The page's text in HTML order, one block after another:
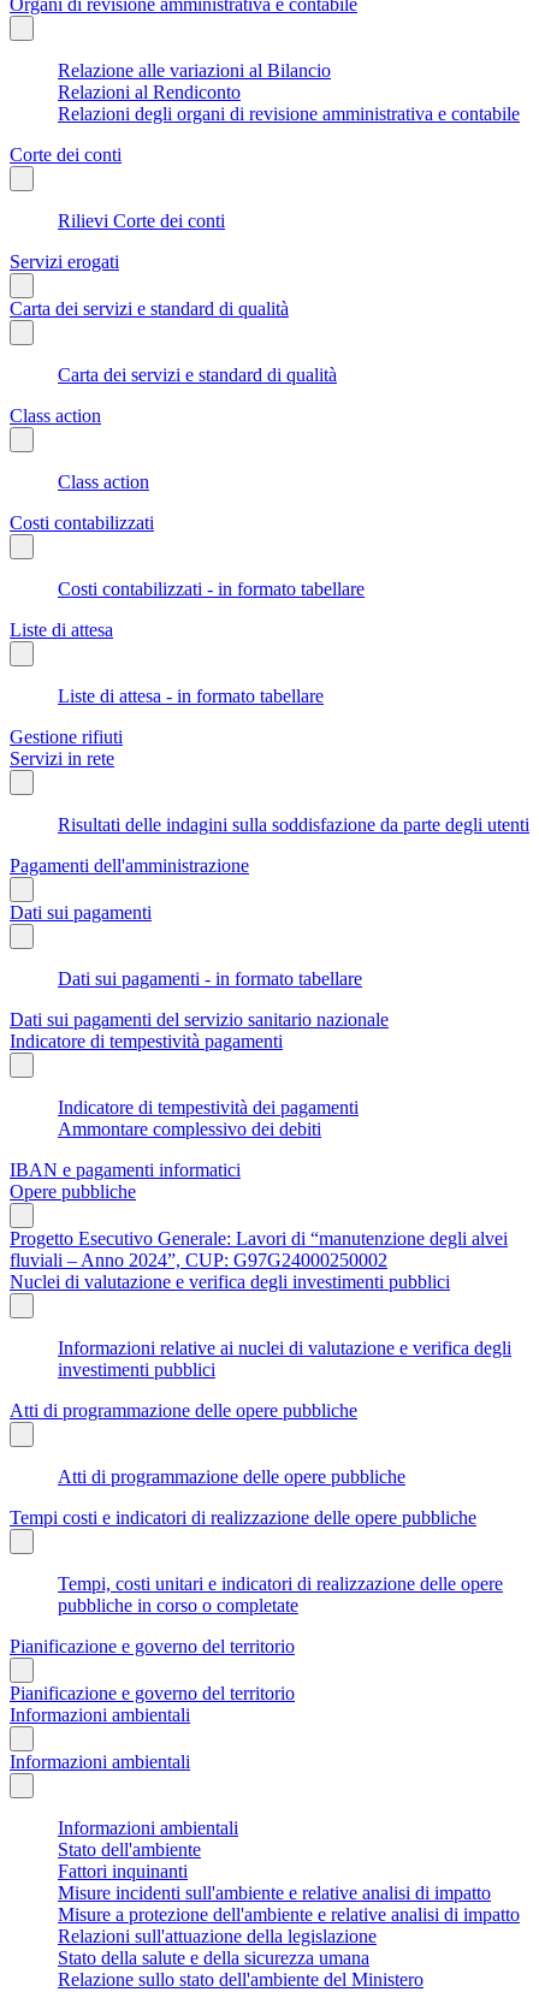
Relazione alle variazioni al Bilancio
Relazioni al Rendiconto
Relazioni degli organi di revisione amministrativa e contabile
Corte dei conti
Rilievi Corte dei conti
Servizi erogati
Carta dei servizi e standard di qualità
Carta dei servizi e standard di qualità
Class action
Class action
Costi contabilizzati
Costi contabilizzati - in formato tabellare
Liste di attesa
Liste di attesa - in formato tabellare
Gestione rifiuti
Servizi in rete
Risultati delle indagini sulla soddisfazione da parte degli utenti
Pagamenti dell'amministrazione
Dati sui pagamenti
Dati sui pagamenti - in formato tabellare
Dati sui pagamenti del servizio sanitario nazionale
Indicatore di tempestività pagamenti
Indicatore di tempestività dei pagamenti
Ammontare complessivo dei debiti
IBAN e pagamenti informatici
Opere pubbliche
Progetto Esecutivo Generale: Lavori di “manutenzione degli alvei
fluviali – Anno 2024”, CUP: G97G24000250002
Nuclei di valutazione e verifica degli investimenti pubblici
Informazioni relative ai nuclei di valutazione e verifica degli
investimenti pubblici
Atti di programmazione delle opere pubbliche
Atti di programmazione delle opere pubbliche
Tempi costi e indicatori di realizzazione delle opere pubbliche
Tempi, costi unitari e indicatori di realizzazione delle opere
pubbliche in corso o completate
Pianificazione e governo del territorio
Pianificazione e governo del territorio
Informazioni ambientali
Informazioni ambientali
Informazioni ambientali
Stato dell'ambiente
Fattori inquinanti
Misure incidenti sull'ambiente e relative analisi di impatto
Misure a protezione dell'ambiente e relative analisi di impatto
Relazioni sull'attuazione della legislazione
Stato della salute e della sicurezza umana
Relazione sullo stato dell'ambiente del Ministero